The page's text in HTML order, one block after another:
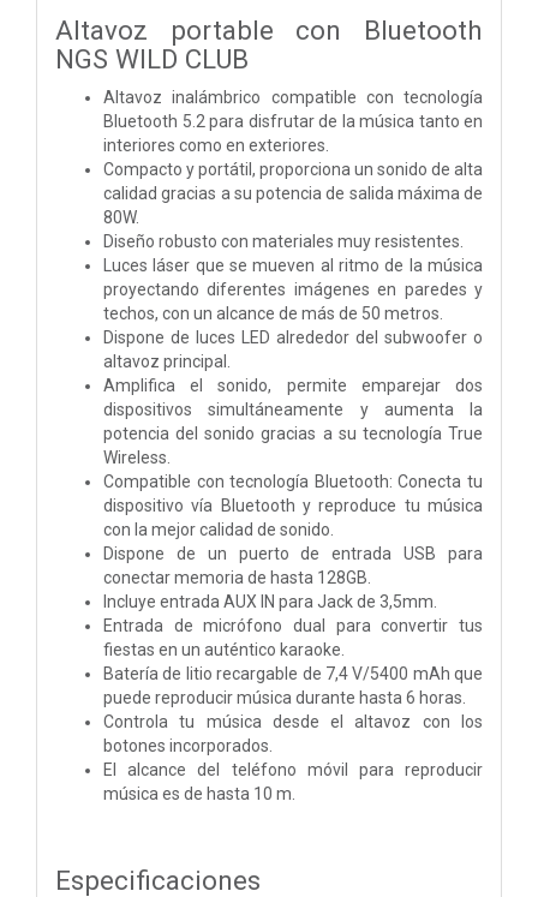
Altavoz portable con Bluetooth
NGS WILD CLUB
Altavoz inalámbrico compatible con tecnología
Bluetooth 5.2 para disfrutar de la música tanto en
interiores como en exteriores.
Compacto y portátil, proporciona un sonido de alta
calidad gracias a su potencia de salida máxima de
80W.
Diseño robusto con materiales muy resistentes.
Luces láser que se mueven al ritmo de la música
proyectando diferentes imágenes en paredes y
techos, con un alcance de más de 50 metros.
Dispone de luces LED alrededor del subwoofer o
altavoz principal.
Amplifica el sonido, permite emparejar dos
dispositivos simultáneamente y aumenta la
potencia del sonido gracias a su tecnología True
Wireless.
Compatible con tecnología Bluetooth: Conecta tu
dispositivo vía Bluetooth y reproduce tu música
con la mejor calidad de sonido.
Dispone de un puerto de entrada USB para
conectar memoria de hasta 128GB.
Incluye entrada AUX IN para Jack de 3,5mm.
Entrada de micrófono dual para convertir tus
fiestas en un auténtico karaoke.
Batería de litio recargable de 7,4 V/5400 mAh que
puede reproducir música durante hasta 6 horas.
Controla tu música desde el altavoz con los
botones incorporados.
El alcance del teléfono móvil para reproducir
música es de hasta 10 m.
Especificaciones